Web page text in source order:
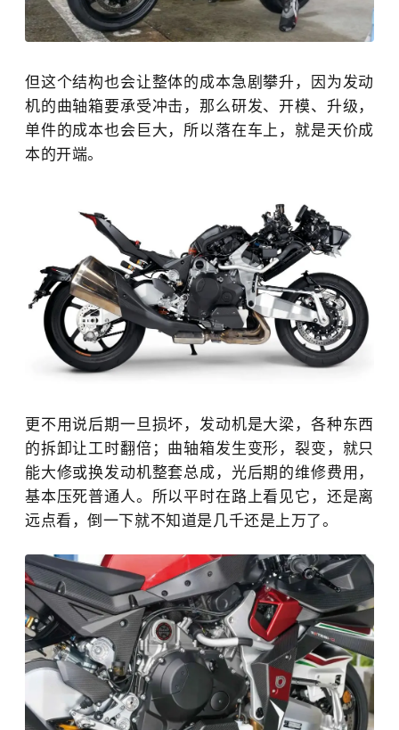
但这个结构也会让整体的成本急剧攀升，因为发动
机的曲轴箱要承受冲击，那么研发、开模、升级，
单件的成本也会巨大，所以落在车上，就是天价成
本的开端。
更不用说后期一旦损坏，发动机是大梁，各种东西
的拆卸让工时翻倍；曲轴箱发生变形，裂变，就只
能大修或换发动机整套总成，光后期的维修费用，
基本压死普通人。所以平时在路上看见它，还是离
远点看，倒一下就不知道是几千还是上万了。